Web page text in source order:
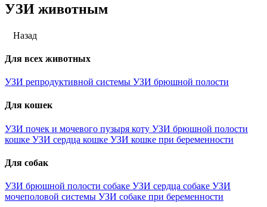
УЗИ животным
Назад
Для всех животных
УЗИ репродуктивной системы УЗИ брюшной полости
Для кошек
УЗИ почек и мочевого пузыря коту УЗИ брюшной полости
кошке УЗИ сердца кошке УЗИ кошке при беременности
Для собак
УЗИ брюшной полости собаке УЗИ сердца собаке УЗИ
мочеполовой системы УЗИ собаке при беременности